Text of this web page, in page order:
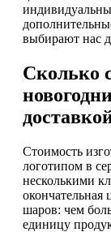
выбирают нас
Сколько
Стоимость
логотипом в
несколькими
окончательная
шаров: чем
единицу